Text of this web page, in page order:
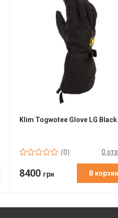
Klim Togwotee Glove LG Black
(0) 0
8400 грн В